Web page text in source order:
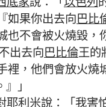
如果你出去向巴比
也不會被火燒毀 ，
出去向巴比倫王的
裡 ， 他們會放火燒
』」
耶利米說 ：「我害